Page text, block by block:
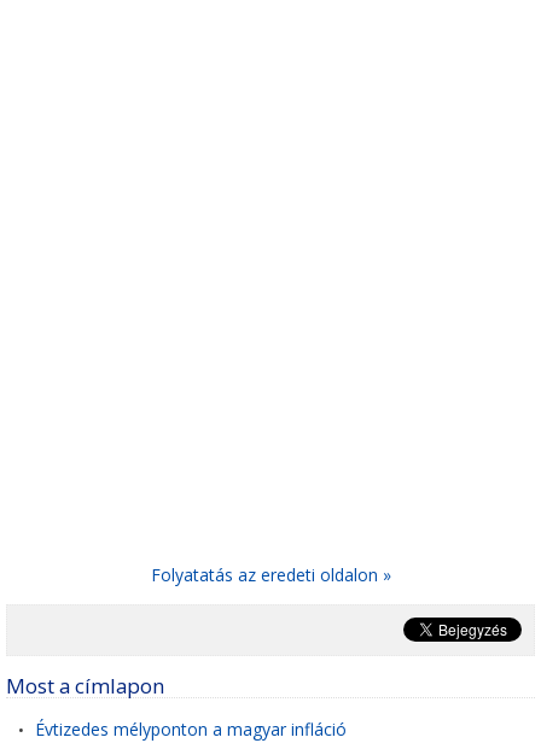
Folyatatás az eredeti oldalon »
Most a címlapon
• Évtizedes mélyponton a magyar infláció